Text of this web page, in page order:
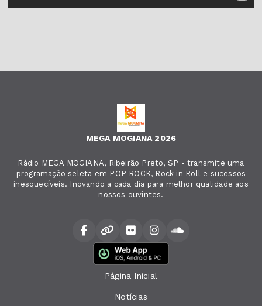
MEGA MOGIANA 2026
Rádio MEGA MOGIANA, Ribeirão Preto, SP - transmite uma
programação seleta em POP ROCK, Rock in Roll e sucessos
inesquecíveis. Inovando a cada dia para melhor qualidade aos
nossos ouvintes.
Página Inicial
Notícias